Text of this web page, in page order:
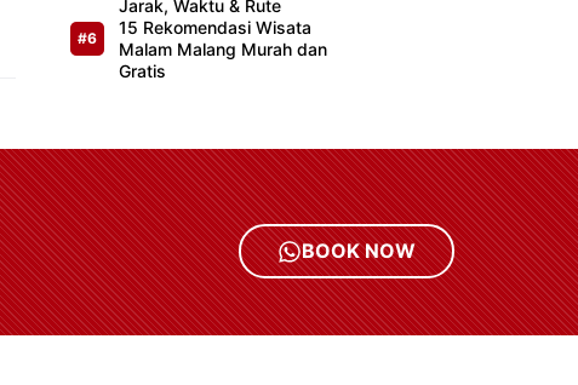
Jarak, Waktu & Rute
15 Rekomendasi Wisata
Malam Malang Murah dan
Gratis
BOOK NOW